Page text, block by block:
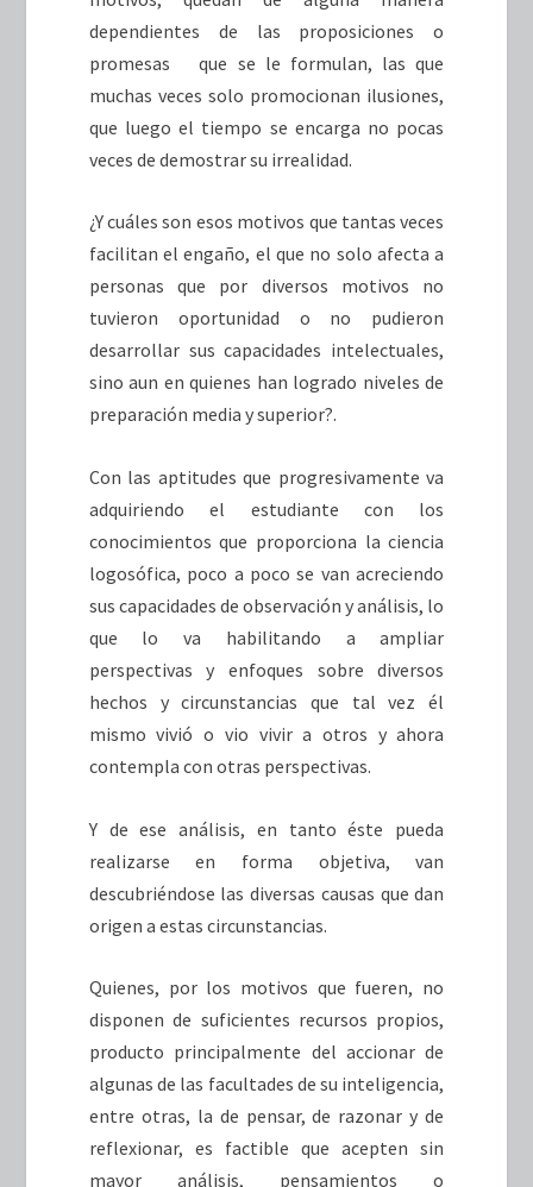
dependientes de las proposiciones o
promesas que se le formulan, las que
muchas veces solo promocionan ilusiones,
que luego el tiempo se encarga no pocas
veces de demostrar su irrealidad.
¿Y cuáles son esos motivos que tantas veces
facilitan el engaño, el que no solo afecta a
personas que por diversos motivos no
tuvieron oportunidad o no pudieron
desarrollar sus capacidades intelectuales,
sino aun en quienes han logrado niveles de
preparación media y superior?.
Con las aptitudes que progresivamente va
adquiriendo el estudiante con los
conocimientos que proporciona la ciencia
logosófica, poco a poco se van acreciendo
sus capacidades de observación y análisis, lo
que lo va habilitando a ampliar
perspectivas y enfoques sobre diversos
hechos y circunstancias que tal vez él
mismo vivió o vio vivir a otros y ahora
contempla con otras perspectivas.
Y de ese análisis, en tanto éste pueda
realizarse en forma objetiva, van
descubriéndose las diversas causas que dan
origen a estas circunstancias.
Quienes, por los motivos que fueren, no
disponen de suficientes recursos propios,
producto principalmente del accionar de
algunas de las facultades de su inteligencia,
entre otras, la de pensar, de razonar y de
reflexionar, es factible que acepten sin
mayor análisis, pensamientos o